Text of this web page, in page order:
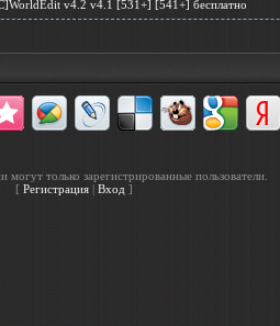
v4.2 v4.1 [531+] [541+] бесплатно
могут только зарегистрированные пользователи.
[ Регистрация Вход ]